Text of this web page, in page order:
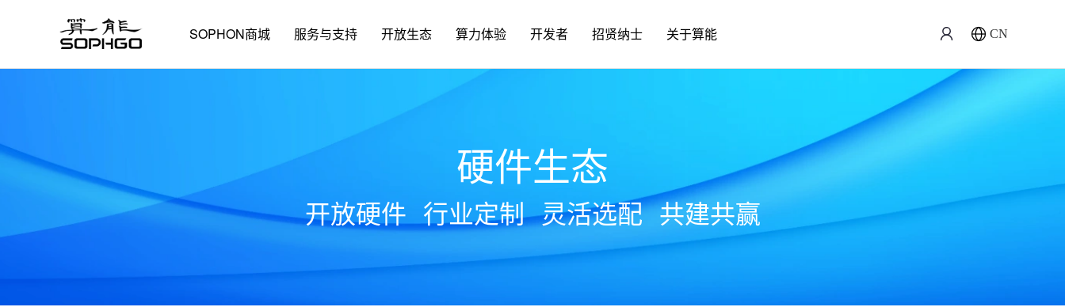
SOPHON商城 服务与支持 开放生态 算力体验 开发者 招贤纳士 关于算能 CN
硬件生态
开放硬件 行业定制 灵活选配 共建共赢